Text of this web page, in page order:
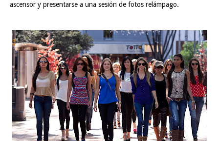
ascensor y presentarse a una sesión de fotos relámpago.